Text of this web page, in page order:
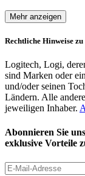
Mehr anzeigen
Rechtliche Hinweise
Logitech, Logi,
sind Marken oder
und/oder seinen
Ländern. Alle
jeweiligen Inhaber.
Abonnieren Sie
exklusive Vorteile